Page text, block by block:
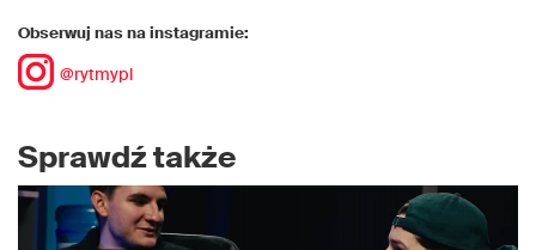
Obserwuj nas na instagramie:
@rytmypl
Sprawdź także